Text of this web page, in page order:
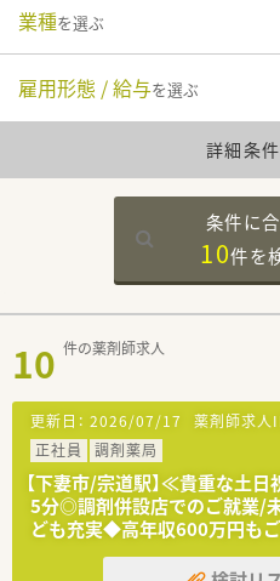
業種を選ぶ
雇用形態 / 給与を選ぶ
詳細条
条件に
10件を
10 件の薬剤師求人
更新日： 2026/07/17 薬剤師求人
正社員
調剤薬局
【下妻市/宗道駅】≪貴重な土
5分◎調剤併設店でのご就業/
ども充実◆高年収600万円もご